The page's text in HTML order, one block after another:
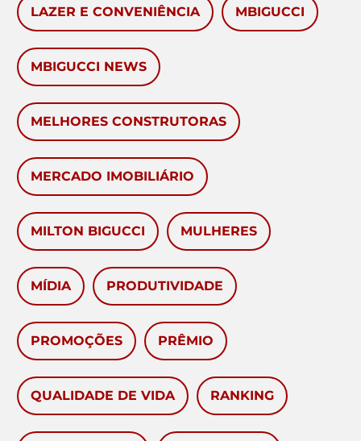
LAZER E CONVENIÊNCIA MBIGUCCI
MBIGUCCI NEWS
MELHORES CONSTRUTORAS
MERCADO IMOBILIÁRIO
MILTON BIGUCCI MULHERES
MÍDIA PRODUTIVIDADE
PROMOÇÕES PRÊMIO
QUALIDADE DE VIDA RANKING